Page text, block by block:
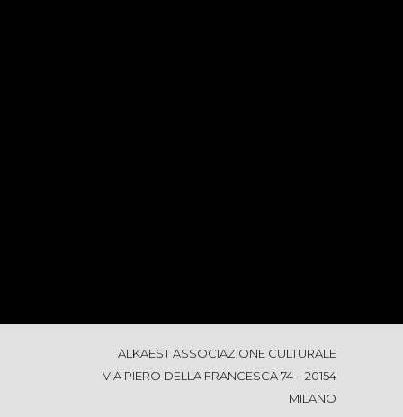
ALKAEST ASSOCIAZIONE CULTURALE
VIA PIERO DELLA FRANCESCA 74 – 20154
MILANO